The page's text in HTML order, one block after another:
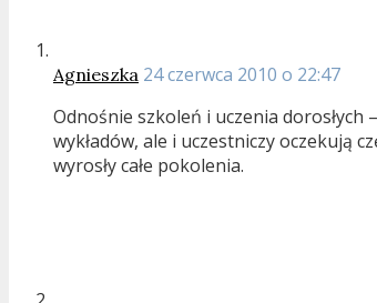
Agnieszka 24 czerwca 2010 o 22:47
Odnośnie szkoleń i uczenia
wykładów, ale i uczestniczy oczekują
wyrosły całe pokolenia.